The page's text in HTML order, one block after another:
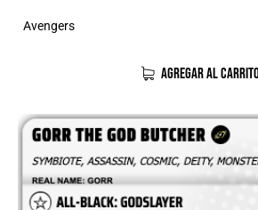
Avengers
AGREGAR AL